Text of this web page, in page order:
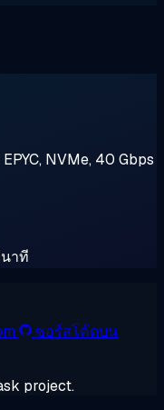
NVMe, 40 Gbps
าที
ซอร์สโค้ดบน
project.